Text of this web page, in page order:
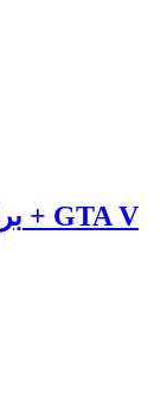
MustangGT500 برای فایوام + GTA V